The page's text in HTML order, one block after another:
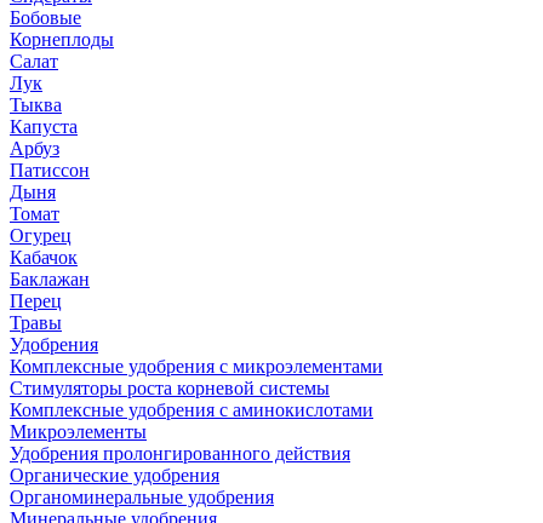
Бобовые
Корнеплоды
Салат
Лук
Тыква
Капуста
Арбуз
Патиссон
Дыня
Томат
Огурец
Кабачок
Баклажан
Перец
Травы
Удобрения
Комплексные удобрения с микроэлементами
Стимуляторы роста корневой системы
Комплексные удобрения с аминокислотами
Микроэлементы
Удобрения пролонгированного действия
Органические удобрения
Органоминеральные удобрения
Минеральные удобрения